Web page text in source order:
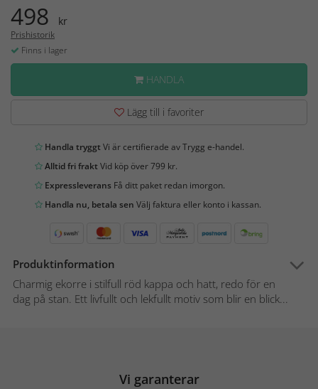
498 kr
Prishistorik
Finns i lager
HANDLA
Lägg till i favoriter
Handla tryggtVi är certifierade av Trygg e-handel.
Alltid fri fraktVid köp över 799 kr.
Expressleverans Få ditt paket redan imorgon.
Handla nu, betala sen Välj faktura eller konto i kassan.
Produktinformation
Charmig ekorre i stilfull röd kappa och hatt, redo för en
dag på stan. Ett livfullt och lekfullt motiv som blir en blick...
Vi garanterar